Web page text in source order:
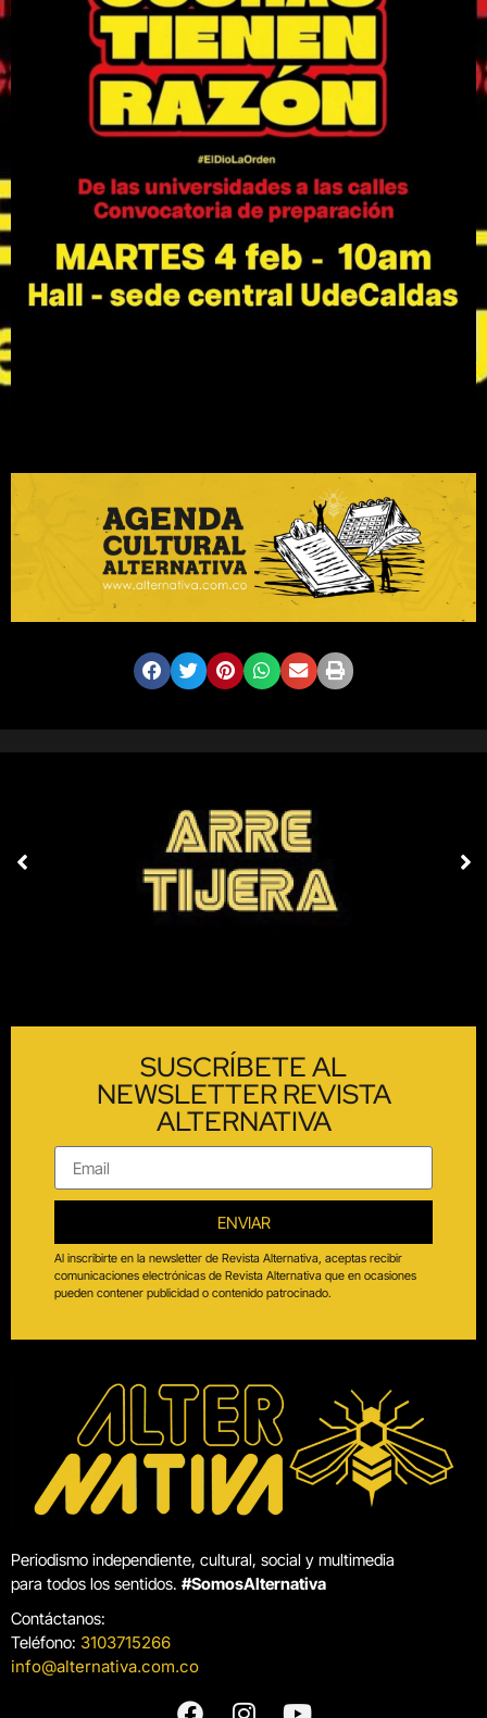
SUSCRÍBETE AL
NEWSLETTER REVISTA
ALTERNATIVA
ENVIAR
Al inscribirte en la newsletter de Revista Alternativa, aceptas recibir
comunicaciones electrónicas de Revista Alternativa que en ocasiones
pueden contener publicidad o contenido patrocinado.
Periodismo independiente, cultural, social y multimedia
para todos los sentidos. #SomosAlternativa
Contáctanos:
Teléfono: 3103715266
info@alternativa.com.co